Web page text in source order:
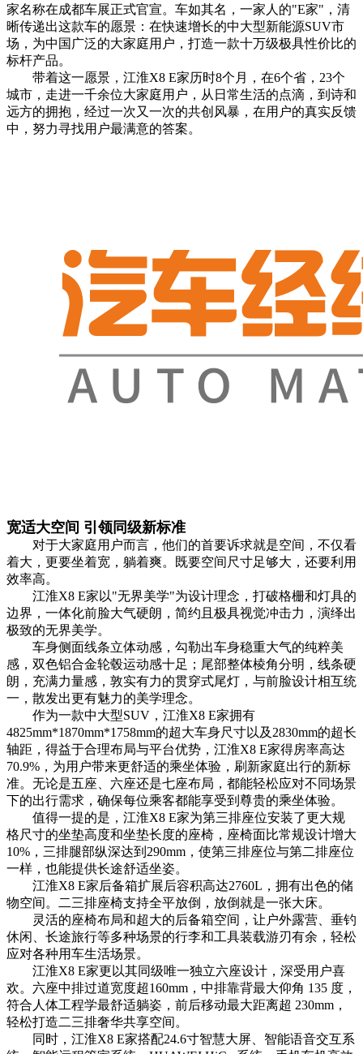
家名称在成都车展正式官宣。车如其名，一家人的"E家"，清
晰传递出这款车的愿景：在快速增长的中大型新能源SUV市
场，为中国广泛的大家庭用户，打造一款十万级极具性价比的
标杆产品。
带着这一愿景，江淮X8 E家历时8个月，在6个省，23个
城市，走进一千余位大家庭用户，从日常生活的点滴，到诗和
远方的拥抱，经过一次又一次的共创风暴，在用户的真实反馈
中，努力寻找用户最满意的答案。
宽适大空间 引领同级新标准
对于大家庭用户而言，他们的首要诉求就是空间，不仅看
着大，更要坐着宽，躺着爽。既要空间尺寸足够大，还要利用
效率高。
江淮X8 E家以"无界美学"为设计理念，打破格栅和灯具的
边界，一体化前脸大气硬朗，简约且极具视觉冲击力，演绎出
极致的无界美学。
车身侧面线条立体动感，勾勒出车身稳重大气的纯粹美
感，双色铝合金轮毂运动感十足；尾部整体棱角分明，线条硬
朗，充满力量感，敦实有力的贯穿式尾灯，与前脸设计相互统
一，散发出更有魅力的美学理念。
作为一款中大型SUV，江淮X8 E家拥有
4825mm*1870mm*1758mm的超大车身尺寸以及2830mm的超长
轴距，得益于合理布局与平台优势，江淮X8 E家得房率高达
70.9%，为用户带来更舒适的乘坐体验，刷新家庭出行的新标
准。无论是五座、六座还是七座布局，都能轻松应对不同场景
下的出行需求，确保每位乘客都能享受到尊贵的乘坐体验。
值得一提的是，江淮X8 E家为第三排座位安装了更大规
格尺寸的坐垫高度和坐垫长度的座椅，座椅面比常规设计增大
10%，三排腿部纵深达到290mm，使第三排座位与第二排座位
一样，也能提供长途舒适坐姿。
江淮X8 E家后备箱扩展后容积高达2760L，拥有出色的储
物空间。二三排座椅支持全平放倒，放倒就是一张大床。
灵活的座椅布局和超大的后备箱空间，让户外露营、垂钓
休闲、长途旅行等多种场景的行李和工具装载游刃有余，轻松
应对各种用车生活场景。
江淮X8 E家更以其同级唯一独立六座设计，深受用户喜
欢。六座中排过道宽度超160mm，中排靠背最大仰角 135 度，
符合人体工程学最舒适躺姿，前后移动最大距离超 230mm，
轻松打造二三排奢华共享空间。
同时，江淮X8 E家搭配24.6寸智慧大屏、智能语音交互系